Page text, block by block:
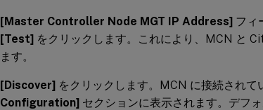
[Master Controller Node MGT IP Address] フィ
[Test] をクリックします。これにより、MCN と
ます。
[Discover] をクリックします。MCN に接続されて
Configuration] セクションに表示されます。デフ